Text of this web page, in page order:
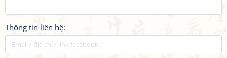
Thông tin liên hệ: